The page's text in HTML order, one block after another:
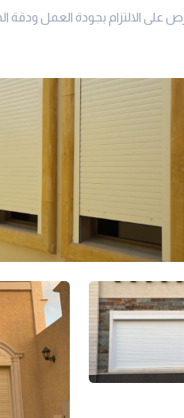
على الالتزام بجودة العمل ودقة